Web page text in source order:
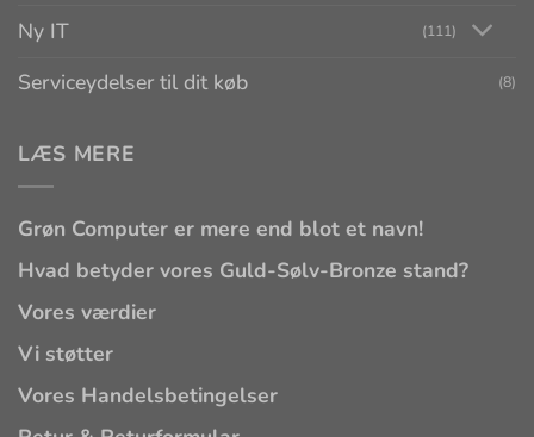
Ny IT (111)
Serviceydelser til dit køb (8)
LÆS MERE
Grøn Computer er mere end blot et navn!
Hvad betyder vores Guld-Sølv-Bronze stand?
Vores værdier
Vi støtter
Vores Handelsbetingelser